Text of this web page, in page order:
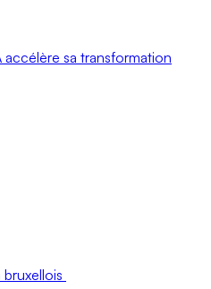
sa transformation